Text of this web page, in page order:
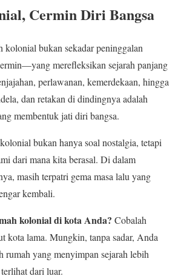
Cermin Diri Bangsa
kolonial bukan sekadar peninggalan
merefleksikan sejarah panjang
perlawanan, kemerdekaan, hingga
dan retakan di dindingnya adalah
membentuk jati diri bangsa.
bukan hanya soal nostalgia, tetapi
dari mana kita berasal. Di dalam
masih terpatri gema masa lalu yang
kembali.
kolonial di kota Anda? Cobalah
kota lama. Mungkin, tanpa sadar, Anda
rumah yang menyimpan sejarah lebih
dari luar.